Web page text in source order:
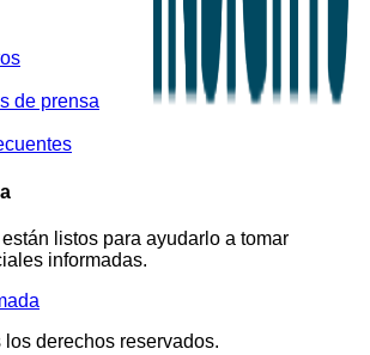
de prensa
listos para ayudarlo a tomar
informadas.
derechos reservados.